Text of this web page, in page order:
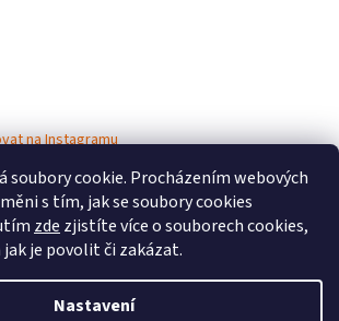
soubory cookie. Procházením webových
s tím, jak se soubory cookies
zde zjistíte více o souborech cookies,
jak je povolit či zakázat.
Nastavení
na Instagramu
Vytvořil Shoptet